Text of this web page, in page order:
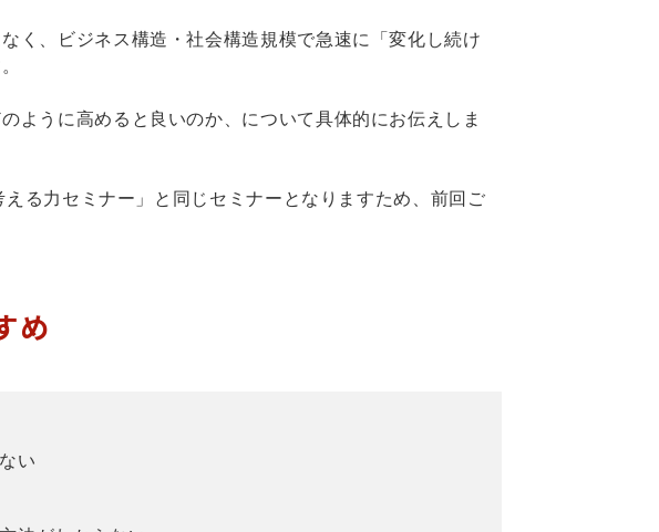
く、ビジネス構造・社会構造規模で急速に「変化し続け
ように高めると良いのか、について具体的にお伝えしま
る力セミナー」と同じセミナーとなりますため、前回ご
め
い